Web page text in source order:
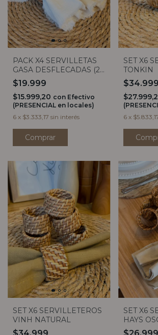
PACK X4 SERVILLETAS
GASA DESFLECADAS (2
COLORES)
$19.999
$15.999,20 con Efectivo
(PRESENCIAL en locales)
6 x $3.333,17 sin interés
Comprar
SET X6
TONKIN
$34.999
6 x
SET X6 SERVILLETEROS
VINH NATURAL
SET X6
HAYS